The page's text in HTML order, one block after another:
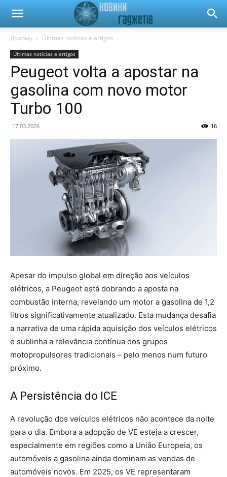
Новини
гаджетів
автомобілів
Додому Últimas notícias e artigos
Últimas notícias e artigos
Peugeot volta a apostar na
gasolina com novo motor
Turbo 100
17.03.2026 16
Apesar do impulso global em direção aos veículos
elétricos, a Peugeot está dobrando a aposta na
combustão interna, revelando um motor a gasolina de 1,2
litros significativamente atualizado. Esta mudança desafia
a narrativa de uma rápida aquisição dos veículos elétricos
e sublinha a relevância contínua dos grupos
motopropulsores tradicionais – pelo menos num futuro
próximo.
A Persistência do ICE
A revolução dos veículos elétricos não acontece da noite
para o dia. Embora a adopção de VE esteja a crescer,
especialmente em regiões como a União Europeia, os
automóveis a gasolina ainda dominam as vendas de
automóveis novos. Em 2025, os VE representaram